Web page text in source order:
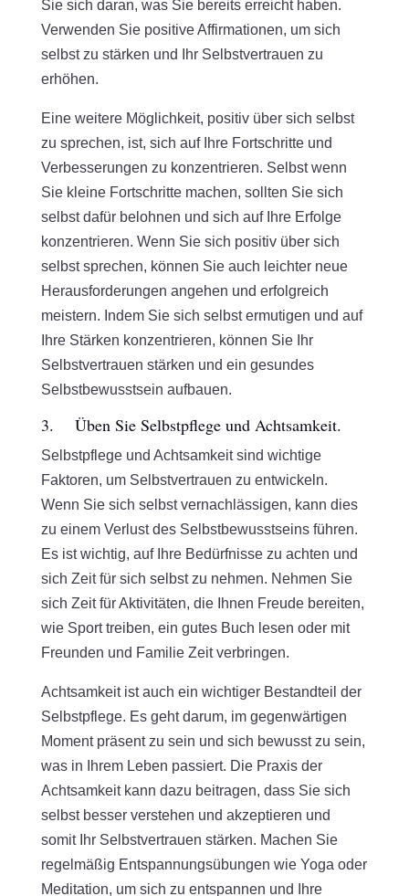
Sie sich daran, was Sie bereits erreicht haben.
Verwenden Sie positive Affirmationen, um sich
selbst zu stärken und Ihr Selbstvertrauen zu
erhöhen.
Eine weitere Möglichkeit, positiv über sich selbst
zu sprechen, ist, sich auf Ihre Fortschritte und
Verbesserungen zu konzentrieren. Selbst wenn
Sie kleine Fortschritte machen, sollten Sie sich
selbst dafür belohnen und sich auf Ihre Erfolge
konzentrieren. Wenn Sie sich positiv über sich
selbst sprechen, können Sie auch leichter neue
Herausforderungen angehen und erfolgreich
meistern. Indem Sie sich selbst ermutigen und auf
Ihre Stärken konzentrieren, können Sie Ihr
Selbstvertrauen stärken und ein gesundes
Selbstbewusstsein aufbauen.
3. Üben Sie Selbstpflege und Achtsamkeit.
Selbstpflege und Achtsamkeit sind wichtige
Faktoren, um Selbstvertrauen zu entwickeln.
Wenn Sie sich selbst vernachlässigen, kann dies
zu einem Verlust des Selbstbewusstseins führen.
Es ist wichtig, auf Ihre Bedürfnisse zu achten und
sich Zeit für sich selbst zu nehmen. Nehmen Sie
sich Zeit für Aktivitäten, die Ihnen Freude bereiten,
wie Sport treiben, ein gutes Buch lesen oder mit
Freunden und Familie Zeit verbringen.
Achtsamkeit ist auch ein wichtiger Bestandteil der
Selbstpflege. Es geht darum, im gegenwärtigen
Moment präsent zu sein und sich bewusst zu sein,
was in Ihrem Leben passiert. Die Praxis der
Achtsamkeit kann dazu beitragen, dass Sie sich
selbst besser verstehen und akzeptieren und
somit Ihr Selbstvertrauen stärken. Machen Sie
regelmäßig Entspannungsübungen wie Yoga oder
Meditation, um sich zu entspannen und Ihre